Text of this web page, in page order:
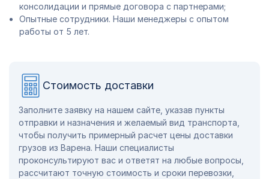
консолидации и прямые договора с партнерами;
Опытные сотрудники. Наши менеджеры с опытом
работы от 5 лет.
Стоимость доставки
Заполните заявку на нашем сайте, указав пункты
отправки и назначения и желаемый вид транспорта,
чтобы получить примерный расчет цены доставки
грузов из Варена. Наши специалисты
проконсультируют вас и ответят на любые вопросы,
рассчитают точную стоимость и сроки перевозки,